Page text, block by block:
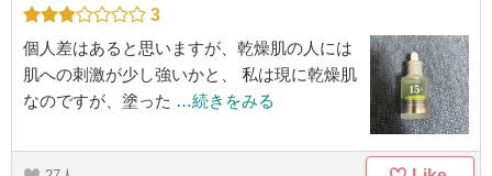
3
個人差はあると思いますが、乾燥肌の人には
肌への刺激が少し強いかと、 私は現に乾燥肌
なのですが、塗った …続きをみる